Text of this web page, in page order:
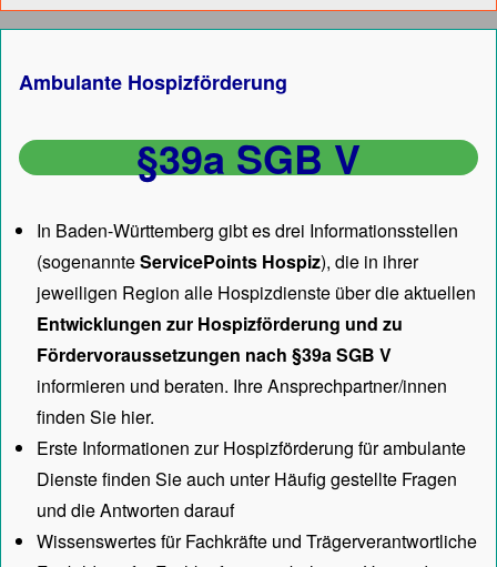
Ambulante Hospizförderung
§39a SGB V
In Baden-Württemberg gibt es drei Informationsstellen
(sogenannteServicePoints Hospiz), die in ihrer
jeweiligen Region alle Hospizdienste über die aktuellen
Entwicklungen zur Hospizförderung und zu
Fördervoraussetzungen nach §39a SGB V
informieren und beraten. Ihre Ansprechpartner/innen
finden Sie hier.
Erste Informationen zur Hospizförderung für ambulante
Dienste finden Sie auch unterHäufig gestellte Fragen
und die Antworten darauf
Wissenswertes für Fachkräfte und Trägerverantwortliche